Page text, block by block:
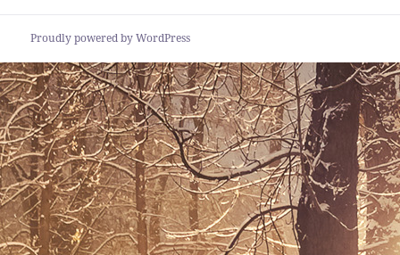
Proudly powered by WordPress